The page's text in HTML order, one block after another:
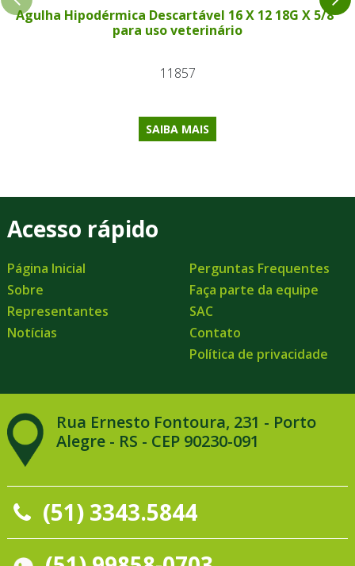
Agulha Hipodérmica Descartável 16 X 12 18G X 5/8"
para uso veterinário
11857
SAIBA MAIS
Acesso rápido
Página Inicial
Sobre
Representantes
Notícias
Perguntas Frequentes
Faça parte da equipe
SAC
Contato
Política de privacidade
Rua Ernesto Fontoura, 231 - Porto
Alegre - RS - CEP 90230-091
(51) 3343.5844